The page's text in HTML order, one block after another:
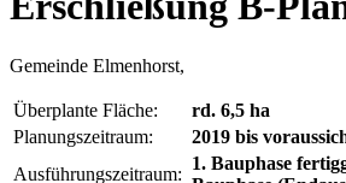
Gemeinde Elmenhorst,
Überplante Fläche:
rd. 6,5 ha
Planungszeitraum:
2019 bis
Ausführungszeitraum:
1. Bauphase